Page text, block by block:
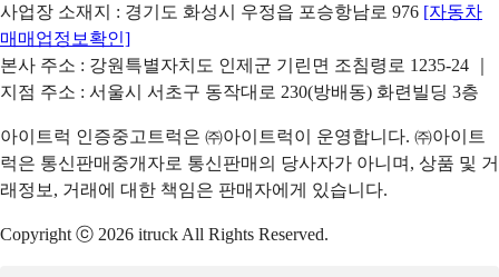
사업장 소재지 : 경기도 화성시 우정읍 포승항남로 976 [자동차
매매업정보확인]
본사 주소 : 강원특별자치도 인제군 기린면 조침령로 1235-24 ｜
지점 주소 : 서울시 서초구 동작대로 230(방배동) 화련빌딩 3층
아이트럭 인증중고트럭은 ㈜아이트럭이 운영합니다. ㈜아이트
럭은 통신판매중개자로 통신판매의 당사자가 아니며, 상품 및 거
래정보, 거래에 대한 책임은 판매자에게 있습니다.
Copyright ⓒ 2026 itruck All Rights Reserved.